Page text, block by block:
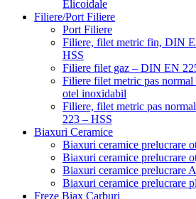
Elicoidale
Filiere/Port Filiere
Port Filiere
Filiere, filet metric fin, DIN
HSS
Filiere filet gaz – DIN EN
Filiere filet metric pas
otel inoxidabil
Filiere, filet metric pas
223 – HSS
Biaxuri Ceramice
Biaxuri ceramice prelucrare
Biaxuri ceramice prelucrare
Biaxuri ceramice prelucrare
Biaxuri ceramice prelucrare
Freze Biax Carburi